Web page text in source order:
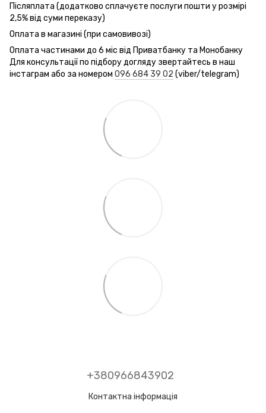
Післяплата (додатково сплачуєте послуги пошти у розмірі
2,5% від суми переказу)
Оплата в магазині (при самовивозі)
Оплата частинами до 6 міс від Приватбанку та Монобанку
Для консультації по підбору догляду звертайтесь в наш
інстаграм або за номером 096 684 39 02 (viber/telegram)
+380966843902
Контактна інформація